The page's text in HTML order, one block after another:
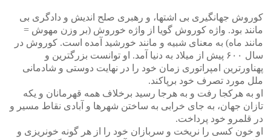
کوروش جهانگیری بی اشتها، و رهبری صلح اندیش و دادگری بی
مانند بود. واژه کوروش گویا از واژه خوروش (بر وزن مهوش =
مانند ماه) به معنای شبیه و مانند خورشید آمده است. کوروش در
سال ۶۰۰ پیش از میلاد به دنیا آمد. او توانست بزرگترین و
پهناورترین امپراتوری زمان خود را در نهایت دوستی و شادمانی
ملل مورد تصرف خود برپاکند.
او به هرکجا رفت و به هرجا رسید برخلاف همه قهرمانان و یکه
تازان جهان، به جای خرابی به ساختن شهرها و آبادی نقاط مسیر و
در قلمرو خود پرداخت.
او خون کسی را نریخت و سربازان خود را از هر گونه خونریزی و